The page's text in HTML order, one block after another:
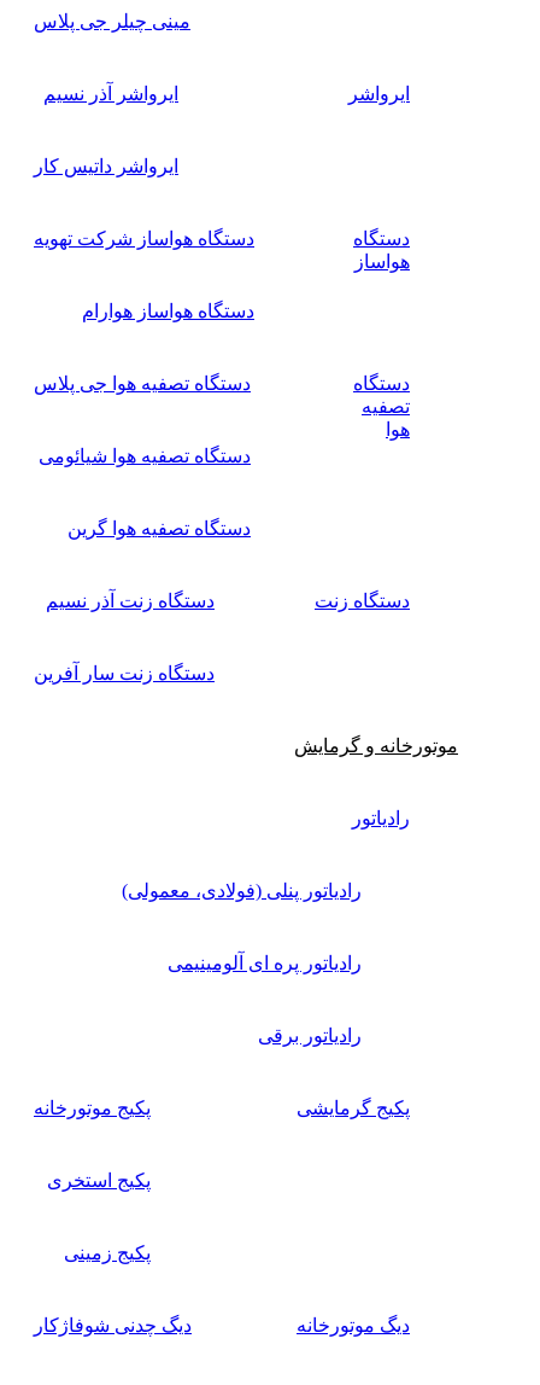
مینی چیلر جی پلاس
ایرواشر ایرواشر آذر نسیم
ایرواشر داتیس کار
دستگاه
هواساز
دستگاه هواساز شرکت تهویه
دستگاه هواساز هوارام
دستگاه
تصفیه
هوا
دستگاه تصفیه هوا جی پلاس
دستگاه تصفیه هوا شیائومی
دستگاه تصفیه هوا گرین
دستگاه زنت دستگاه زنت آذر نسیم
دستگاه زنت سار آفرین
موتورخانه و گرمایش
رادیاتور
رادیاتور پنلی (فولادی، معمولی)
رادیاتور پره ای آلومینیمی
رادیاتور برقی
پکیج گرمایشی پکیج موتورخانه
پکیج استخری
پکیج زمینی
دیگ موتورخانه دیگ چدنی شوفاژکار